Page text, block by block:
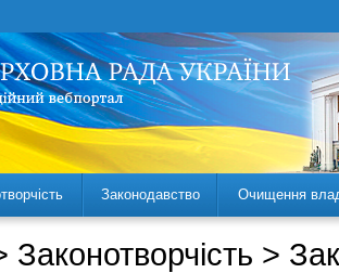
Законодавство Очищення
Законотворчість >